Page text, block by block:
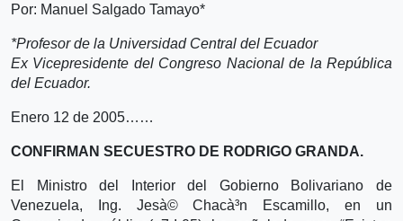
Por: Manuel Salgado Tamayo*
*Profesor de la Universidad Central del Ecuador
Ex Vicepresidente del Congreso Nacional de la República
del Ecuador.
Enero 12 de 2005……
CONFIRMAN SECUESTRO DE RODRIGO GRANDA.
El Ministro del Interior del Gobierno Bolivariano de
Venezuela, Ing. Jesà© Chacà³n Escamillo, en un